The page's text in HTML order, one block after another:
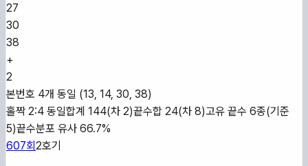
27
30
38
+
2
본번호 4개 동일 (13, 14, 30, 38)
홀짝 2:4 동일합계 144(차 2)끝수합 24(차 8)고유 끝수 6종(기준
5)끝수분포 유사 66.7%
607회2호기